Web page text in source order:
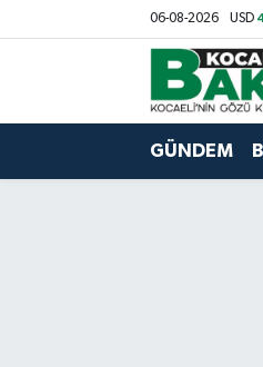
06-08-2026 USD
GÜNDEM
Kocaeli Nöbetçi
Kocaeli Hava Durumu